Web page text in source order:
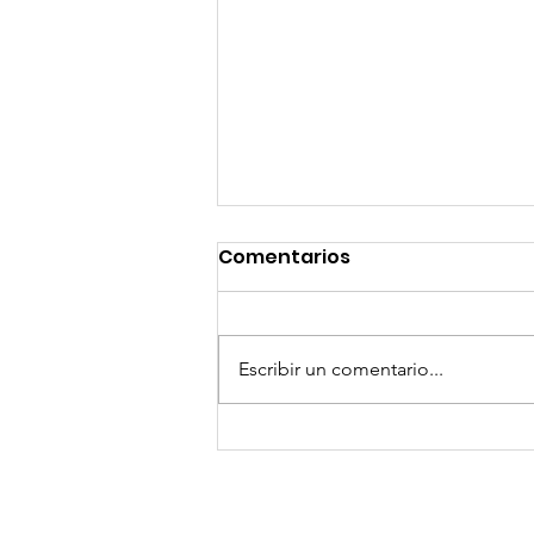
Dia de Muertos en
Comentarios
Escribir un comentario...